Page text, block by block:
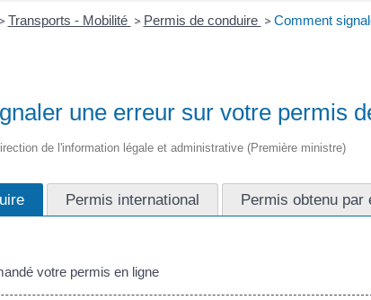
> Transports - Mobilité > Permis de conduire > Comment
une erreur sur votre permis
de l'information légale et administrative (Première ministre)
Permis international Permis obtenu par
votre permis en ligne